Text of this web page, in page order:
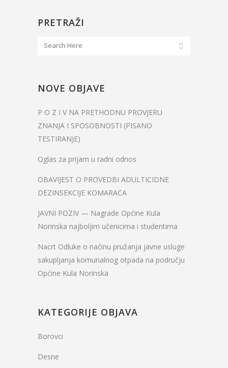
PRETRAŽI
NOVE OBJAVE
P O Z I V NA PRETHODNU PROVJERU
ZNANJA I SPOSOBNOSTI (PISANO
TESTIRANJE)
Oglas za prijam u radni odnos
OBAVIJEST O PROVEDBI ADULTICIDNE
DEZINSEKCIJE KOMARACA
JAVNI POZIV — Nagrade Općine Kula
Norinska najboljim učenicima i studentima
Nacrt Odluke o načinu pružanja javne usluge
sakupljanja komunalnog otpada na području
Općine Kula Norinska
KATEGORIJE OBJAVA
Borovci
Desne